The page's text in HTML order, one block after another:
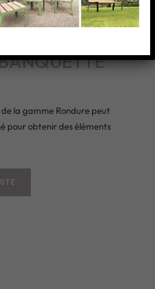
la gamme Rondure peut
pour obtenir des éléments